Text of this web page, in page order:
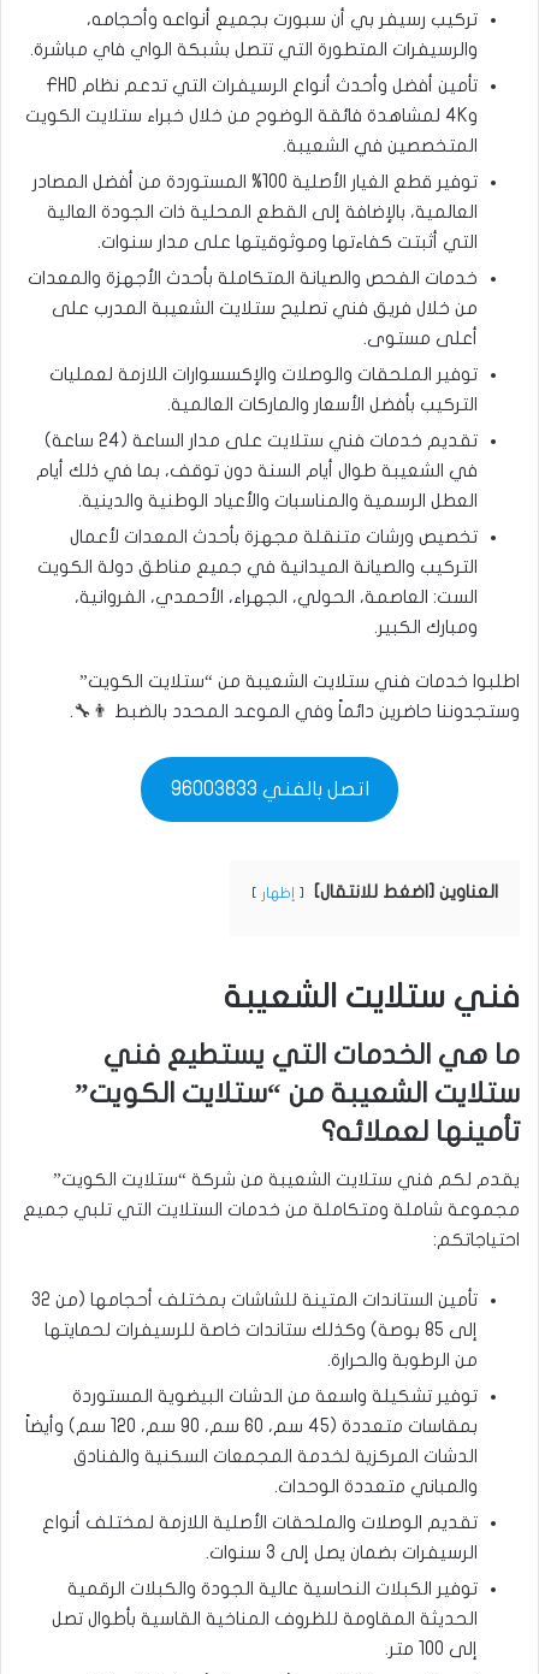
تركيب رسيفر بي أن سبورت بجميع أنواعه وأحجامه،
والرسيفرات المتطورة التي تتصل بشبكة الواي فاي مباشرة.
تأمين أفضل وأحدث أنواع الرسيفرات التي تدعم نظام FHD
و4K لمشاهدة فائقة الوضوح من خلال خبراء ستلايت الكويت
المتخصصين في الشعيبة.
توفير قطع الغيار الأصلية 100% المستوردة من أفضل المصادر
العالمية، بالإضافة إلى القطع المحلية ذات الجودة العالية
التي أثبتت كفاءتها وموثوقيتها على مدار سنوات.
خدمات الفحص والصيانة المتكاملة بأحدث الأجهزة والمعدات
من خلال فريق فني تصليح ستلايت الشعيبة المدرب على
أعلى مستوى.
توفير الملحقات والوصلات والإكسسوارات اللازمة لعمليات
التركيب بأفضل الأسعار والماركات العالمية.
تقديم خدمات فني ستلايت على مدار الساعة (24 ساعة)
في الشعيبة طوال أيام السنة دون توقف، بما في ذلك أيام
العطل الرسمية والمناسبات والأعياد الوطنية والدينية.
تخصيص ورشات متنقلة مجهزة بأحدث المعدات لأعمال
التركيب والصيانة الميدانية في جميع مناطق دولة الكويت
الست: العاصمة، الحولي، الجهراء، الأحمدي، الفروانية،
ومبارك الكبير.
اطلبوا خدمات فني ستلايت الشعيبة من “ستلايت الكويت”
وستجدوننا حاضرين دائماً وفي الموعد المحدد بالضبط 👨‍🔧.
اتصل بالفني 96003833
العناوين [اضغط للانتقال] إظهار
فني ستلايت الشعيبة
ما هي الخدمات التي يستطيع فني
ستلايت الشعيبة من “ستلايت الكويت”
تأمينها لعملائه؟
يقدم لكم فني ستلايت الشعيبة من شركة “ستلايت الكويت”
مجموعة شاملة ومتكاملة من خدمات الستلايت التي تلبي جميع
احتياجاتكم:
تأمين الستاندات المتينة للشاشات بمختلف أحجامها (من 32
إلى 85 بوصة) وكذلك ستاندات خاصة للرسيفرات لحمايتها
من الرطوبة والحرارة.
توفير تشكيلة واسعة من الدشات البيضوية المستوردة
بمقاسات متعددة (45 سم، 60 سم، 90 سم، 120 سم) وأيضاً
الدشات المركزية لخدمة المجمعات السكنية والفنادق
والمباني متعددة الوحدات.
تقديم الوصلات والملحقات الأصلية اللازمة لمختلف أنواع
الرسيفرات بضمان يصل إلى 3 سنوات.
توفير الكبلات النحاسية عالية الجودة والكبلات الرقمية
الحديثة المقاومة للظروف المناخية القاسية بأطوال تصل
إلى 100 متر.